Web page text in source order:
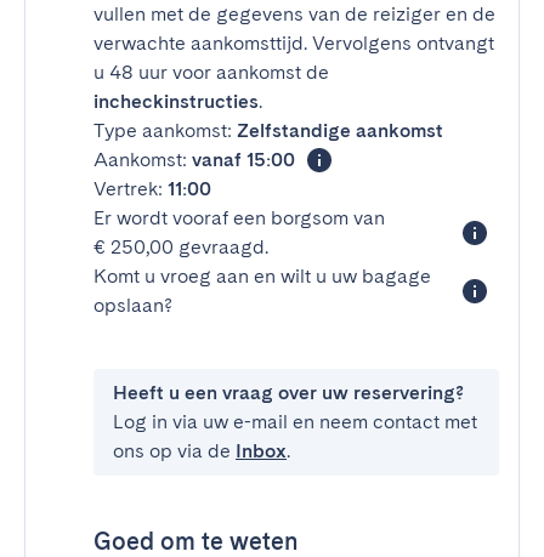
vullen met de gegevens van de reiziger en de
verwachte aankomsttijd. Vervolgens ontvangt
u 48 uur voor aankomst de
incheckinstructies.
Type aankomst: Zelfstandige aankomst
Aankomst: vanaf 15:00
Vertrek: 11:00
Er wordt vooraf een borgsom van
€ 250,00 gevraagd.
Komt u vroeg aan en wilt u uw bagage
opslaan?
Heeft u een vraag over uw reservering?
Log in via uw e-mail en neem contact met
ons op via de Inbox.
Goed om te weten